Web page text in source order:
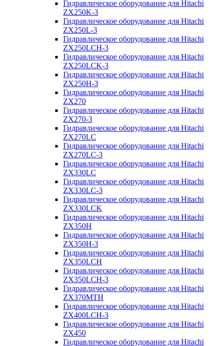
Гидравлическое оборудование для Hitachi
ZX250K-3
Гидравлическое оборудование для Hitachi
ZX250L-3
Гидравлическое оборудование для Hitachi
ZX250LCH-3
Гидравлическое оборудование для Hitachi
ZX250LCK-3
Гидравлическое оборудование для Hitachi
ZX250Н-3
Гидравлическое оборудование для Hitachi
ZX270
Гидравлическое оборудование для Hitachi
ZX270-3
Гидравлическое оборудование для Hitachi
ZX270LC
Гидравлическое оборудование для Hitachi
ZX270LC-3
Гидравлическое оборудование для Hitachi
ZX330LC
Гидравлическое оборудование для Hitachi
ZX330LC-3
Гидравлическое оборудование для Hitachi
ZX330LCK
Гидравлическое оборудование для Hitachi
ZX350H
Гидравлическое оборудование для Hitachi
ZX350H-3
Гидравлическое оборудование для Hitachi
ZX350LCH
Гидравлическое оборудование для Hitachi
ZX350LCH-3
Гидравлическое оборудование для Hitachi
ZX370MTH
Гидравлическое оборудование для Hitachi
ZX400LCH-3
Гидравлическое оборудование для Hitachi
ZX450
Гидравлическое оборудование для Hitachi